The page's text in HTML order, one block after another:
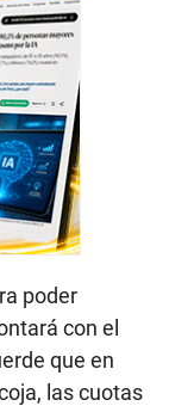
poder
con el
que en
las cuotas